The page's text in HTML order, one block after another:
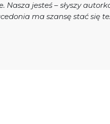
Nasza jesteś – słyszy
ma szansę stać się